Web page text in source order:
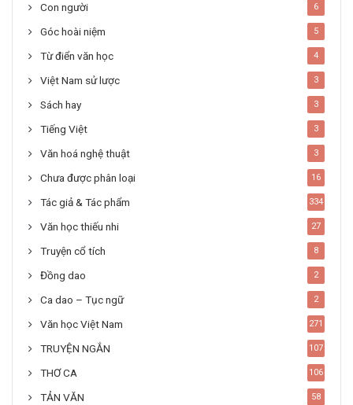
Con người 6
Góc hoài niệm 5
Từ điển văn học 4
Việt Nam sử lược 3
Sách hay 3
Tiếng Việt 3
Văn hoá nghệ thuật 3
Chưa được phân loại 16
Tác giả & Tác phẩm 334
Văn học thiếu nhi 27
Truyện cổ tích 8
Đồng dao 2
Ca dao – Tục ngữ 2
Văn học Việt Nam 271
TRUYỆN NGẮN 107
THƠ CA 106
TẢN VĂN 58